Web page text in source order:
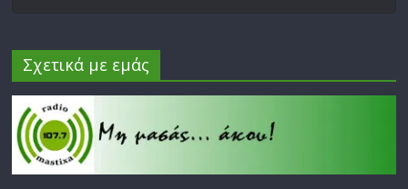
Σχετικά με εμάς